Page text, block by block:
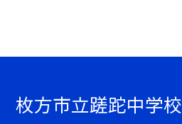
枚方市立蹉跎中学校